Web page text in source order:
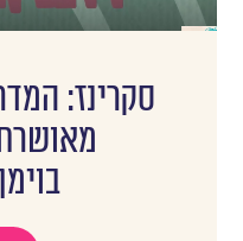
סקרינז: